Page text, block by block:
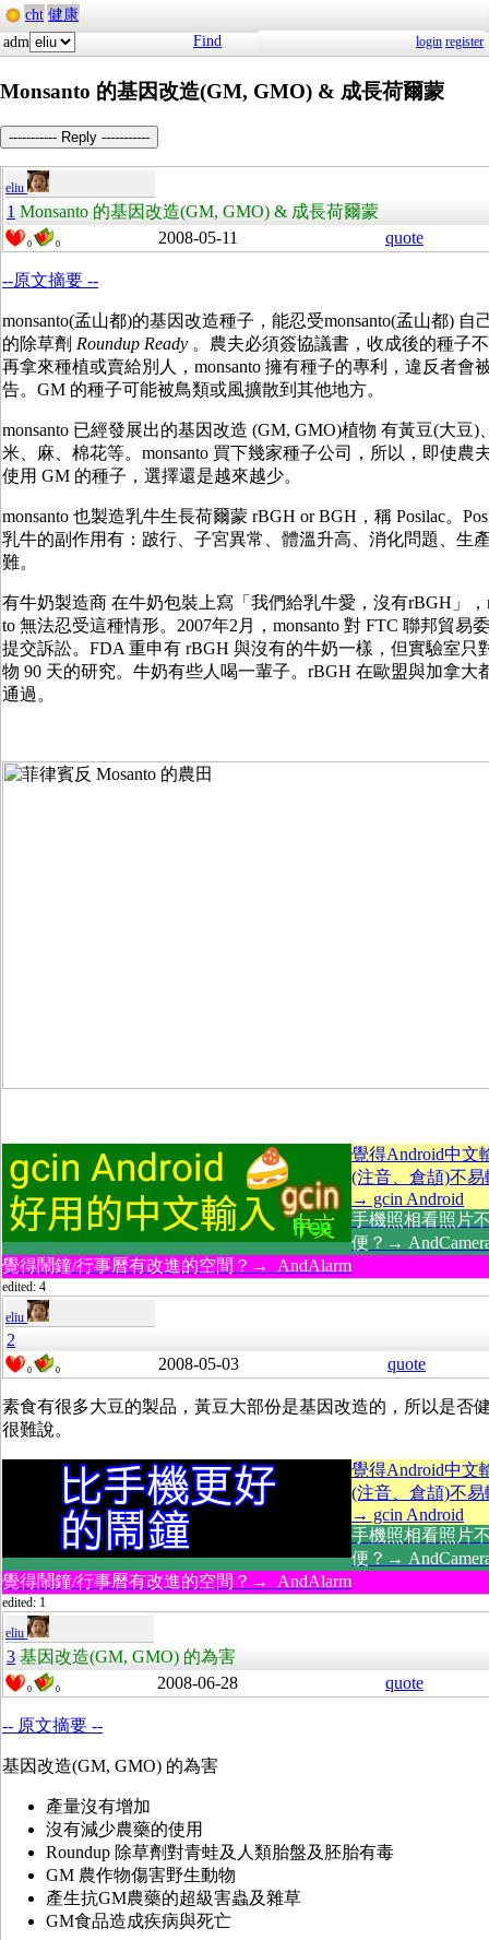
cht 健康
adm
Find login register
Monsanto 的基因改造(GM, GMO) & 成長荷爾蒙
----------- Reply -----------
eliu
1 Monsanto 的基因改造(GM, GMO) & 成長荷爾蒙
0 0 2008-05-11 quote
--原文摘要 --
monsanto(孟山都)的基因改造種子，能忍受monsanto(孟山都) 自
的除草劑 Roundup Ready 。農夫必須簽協議書，收成後的種子
再拿來種植或賣給別人，monsanto 擁有種子的專利，違反者會
告。GM 的種子可能被鳥類或風擴散到其他地方。
monsanto 已經發展出的基因改造 (GM, GMO)植物 有黃豆(大豆)
米、麻、棉花等。monsanto 買下幾家種子公司，所以，即使農
使用 GM 的種子，選擇還是越來越少。
monsanto 也製造乳牛生長荷爾蒙 rBGH or BGH，稱 Posilac。
乳牛的副作用有：跛行、子宮異常、體溫升高、消化問題、生
難。
有牛奶製造商 在牛奶包裝上寫「我們給乳牛愛，沒有rBGH」，
to 無法忍受這種情形。2007年2月，monsanto 對 FTC 聯邦貿易
提交訴訟。FDA 重申有 rBGH 與沒有的牛奶一樣，但實驗室只
物 90 天的研究。牛奶有些人喝一輩子。rBGH 在歐盟與加拿大
通過。
覺得Android中文
(注音、倉頡)不易
→ gcin Android
手機照相看照片
便？→
覺得鬧鐘/行事曆有改進的空間？→ AndAlarm
edited: 4
eliu
2
0 0 2008-05-03 quote
素食有很多大豆的製品，黃豆大部份是基因改造的，所以是否
很難說。
覺得Android中文
(注音、倉頡)不易
→ gcin Android
手機照相看照片
便？→
覺得鬧鐘/行事曆有改進的空間？→ AndAlarm
edited: 1
eliu
3 基因改造(GM, GMO) 的為害
0 0 2008-06-28 quote
-- 原文摘要 --
基因改造(GM, GMO) 的為害
產量沒有增加
沒有減少農藥的使用
Roundup 除草劑對青蛙及人類胎盤及胚胎有毒
GM 農作物傷害野生動物
產生抗GM農藥的超級害蟲及雜草
GM食品造成疾病與死亡